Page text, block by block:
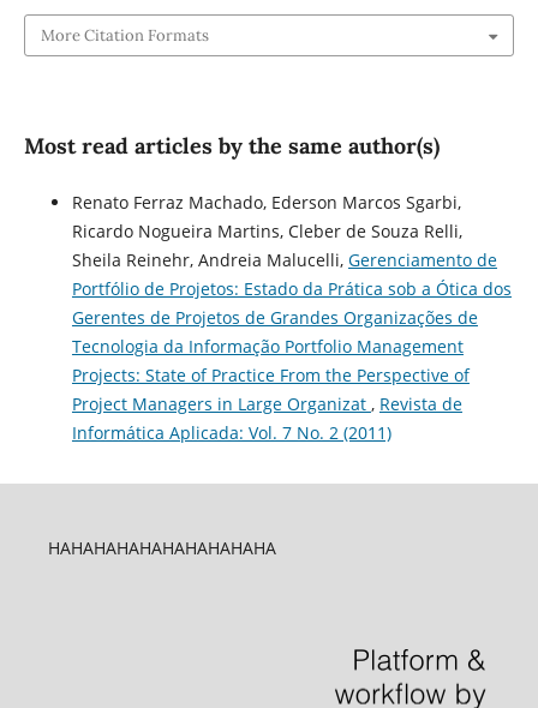
More Citation Formats
Most read articles by the same author(s)
Renato Ferraz Machado, Ederson Marcos Sgarbi,
Ricardo Nogueira Martins, Cleber de Souza Relli,
Sheila Reinehr, Andreia Malucelli, Gerenciamento de
Portfólio de Projetos: Estado da Prática sob a Ótica dos
Gerentes de Projetos de Grandes Organizações de
Tecnologia da Informação Portfolio Management
Projects: State of Practice From the Perspective of
Project Managers in Large Organizat , Revista de
Informática Aplicada: Vol. 7 No. 2 (2011)
HAHAHAHAHAHAHAHAHAHA